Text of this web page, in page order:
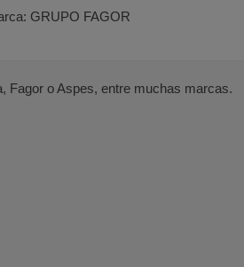
GRUPO FAGOR
Fagor o Aspes, entre muchas marcas.